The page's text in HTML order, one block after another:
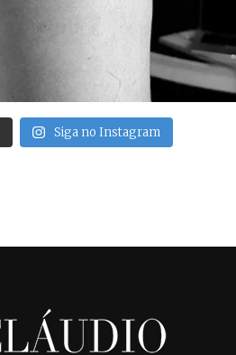
Siga no Instagram